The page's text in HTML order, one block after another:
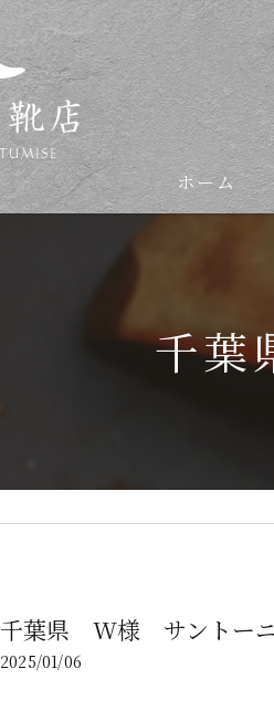
ホーム
千
千葉県 W様 サントー
2025/01/06